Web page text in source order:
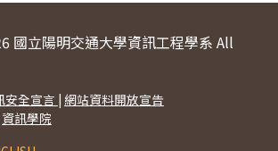
國立陽明交通大學資訊工程學系 All
安全宣言 | 網站資料開放宣告
資訊學院